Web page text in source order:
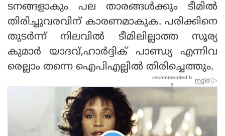
ടനങ്ങളാകും പല താരങ്ങള്‍ക്കും ടീമില്‍
തിരിച്ചുവരവിന് കാരണമാകുക. പരിക്കിനെ
തുടര്‍ന്ന് നിലവില്‍ ടീമിലില്ലാത്ത സൂര്യ
കുമാര്‍ യാദവ്,ഹാര്‍ദ്ദിക് പാണ്ഡ്യ എന്നിവ
രെല്ലാം തന്നെ ഐപിഎല്ലില്‍ തിരിച്ചെത്തും.